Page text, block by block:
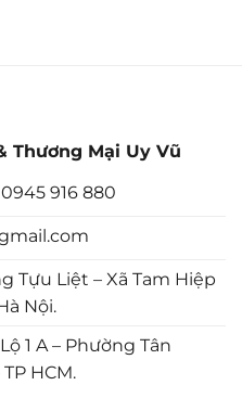
Thương Mại Uy Vũ
916 880
Tựu Liệt – Xã Tam Hiệp
Nội.
1 A – Phường Tân
HCM.